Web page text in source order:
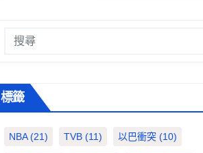
標籤
NBA(21) TVB (11) 以巴衝突 (10)